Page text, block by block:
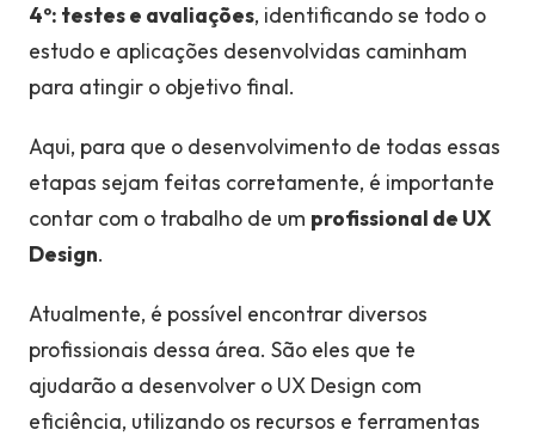
4º: testes e avaliações, identificando se todo o
estudo e aplicações desenvolvidas caminham
para atingir o objetivo final.
Aqui, para que o desenvolvimento de todas essas
etapas sejam feitas corretamente, é importante
contar com o trabalho de um profissional de UX
Design.
Atualmente, é possível encontrar diversos
profissionais dessa área. São eles que te
ajudarão a desenvolver o UX Design com
eficiência, utilizando os recursos e ferramentas